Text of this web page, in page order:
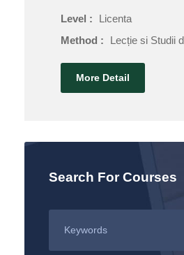
Level :
Licenta
Method :
Lecție si Studii
More Detail
Search For Courses